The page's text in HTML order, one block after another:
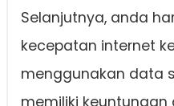
Selanjutnya, anda
kecepatan internet
menggunakan data
memiliki